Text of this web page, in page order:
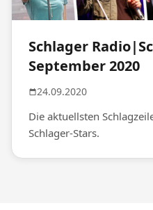
Schlager
September 2020
24.09.2020
Die aktuellsten
Schlager-Stars.